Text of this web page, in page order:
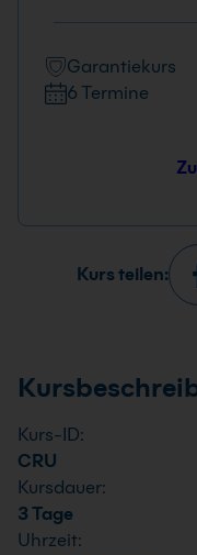
Garantiekurs
6 Termine
Kurs teilen:
Kurs-ID:
CRU
Kursdauer:
3 Tage
Uhrzeit: